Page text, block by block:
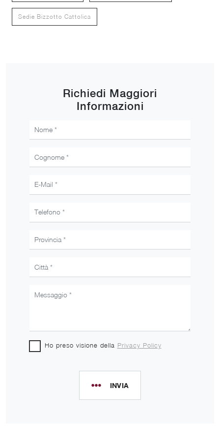
Sedie Bizzotto Cattolica
Richiedi Maggiori
Informazioni
Ho preso visione della Privacy Policy
INVIA